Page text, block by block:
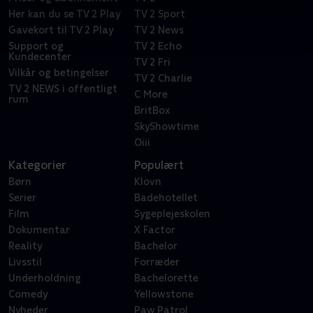
Her kan du se TV 2 Play
Gavekort til TV 2 Play
Support og
Kundecenter
Vilkår og betingelser
TV 2 NEWS i offentligt
rum
TV 2 Sport
TV 2 News
TV 2 Echo
TV 2 Fri
TV 2 Charlie
C More
BritBox
SkyShowtime
Oiii
Kategorier
Børn
Serier
Film
Dokumentar
Reality
Livsstil
Underholdning
Comedy
Nyheder
Populært
Klovn
Badehotellet
Sygeplejeskolen
X Factor
Bachelor
Forræder
Bachelorette
Yellowstone
Paw Patrol